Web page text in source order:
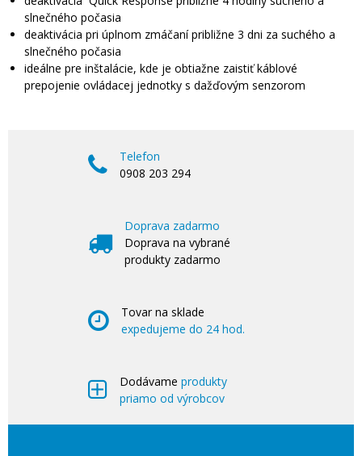
slnečného počasia
deaktivácia pri úplnom zmáčaní približne 3 dni za suchého a
slnečného počasia
ideálne pre inštalácie, kde je obtiažne zaistiť káblové
prepojenie ovládacej jednotky s dažďovým senzorom
Telefon
0908 203 294
Doprava zadarmo
Doprava na vybrané
produkty zadarmo
Tovar na sklade
expedujeme do 24 hod.
Dodávame produkty
priamo od výrobcov